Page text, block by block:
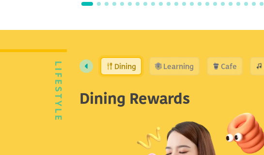
LIFESTYLE Dining Learning Cafe
Dining Rewards